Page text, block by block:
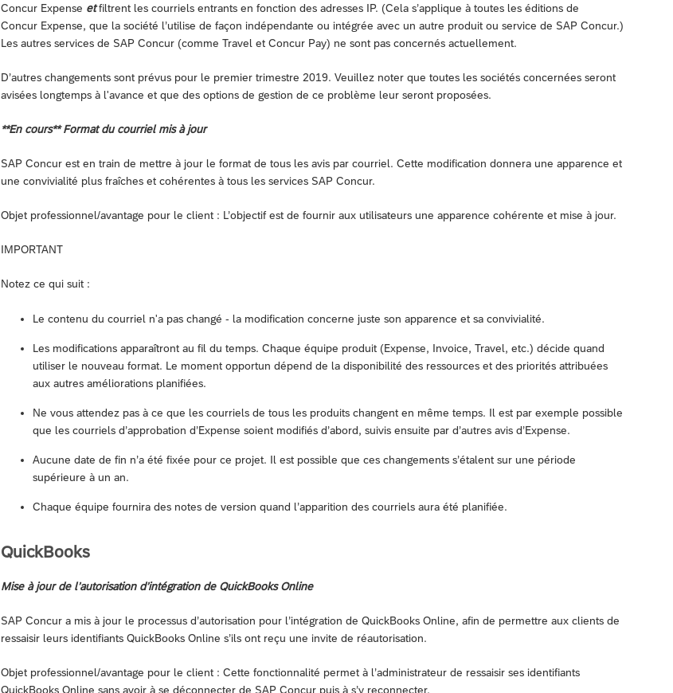
Concur Expense etfiltrent les courriels entrants en fonction des adresses IP. (Cela s’applique à toutes les éditions de
Concur Expense, que la société l’utilise de façon indépendante ou intégrée avec un autre produit ou service de SAP Concur.)
Les autres services de SAP Concur (comme Travel et Concur Pay) ne sont pas concernés actuellement.
D’autres changements sont prévus pour le premier trimestre 2019. Veuillez noter que toutes les sociétés concernées seront
avisées longtemps à l'avance et que des options de gestion de ce problème leur seront proposées.
**En cours** Format du courriel mis à jour
SAP Concur est en train de mettre à jour le format de tous les avis par courriel. Cette modification donnera une apparence et
une convivialité plus fraîches et cohérentes à tous les services SAP Concur.
Objet professionnel/avantage pour le client : L’objectif est de fournir aux utilisateurs une apparence cohérente et mise à jour.
IMPORTANT
Notez ce qui suit :
Le contenu du courriel n'a pas changé - la modification concerne juste son apparence et sa convivialité.
Les modifications apparaîtront au fil du temps. Chaque équipe produit (Expense, Invoice, Travel, etc.) décide quand
utiliser le nouveau format. Le moment opportun dépend de la disponibilité des ressources et des priorités attribuées
aux autres améliorations planifiées.
Ne vous attendez pas à ce que les courriels de tous les produits changent en même temps. Il est par exemple possible
que les courriels d’approbation d’Expense soient modifiés d’abord, suivis ensuite par d’autres avis d’Expense.
Aucune date de fin n’a été fixée pour ce projet. Il est possible que ces changements s’étalent sur une période
supérieure à un an.
Chaque équipe fournira des notes de version quand l’apparition des courriels aura été planifiée.
QuickBooks
Mise à jour de l’autorisation d’intégration de QuickBooks Online
SAP Concur a mis à jour le processus d’autorisation pour l’intégration de QuickBooks Online, afin de permettre aux clients de
ressaisir leurs identifiants QuickBooks Online s’ils ont reçu une invite de réautorisation.
Objet professionnel/avantage pour le client : Cette fonctionnalité permet à l’administrateur de ressaisir ses identifiants
QuickBooks Online sans avoir à se déconnecter de SAP Concur puis à s’y reconnecter.